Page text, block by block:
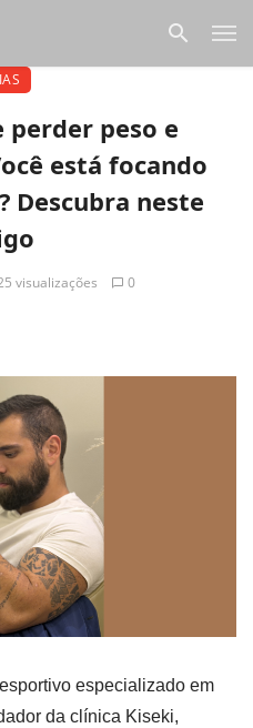
peso e
está focando
Descubra neste
visualizações 0
especializado em
da clínica Kiseki,